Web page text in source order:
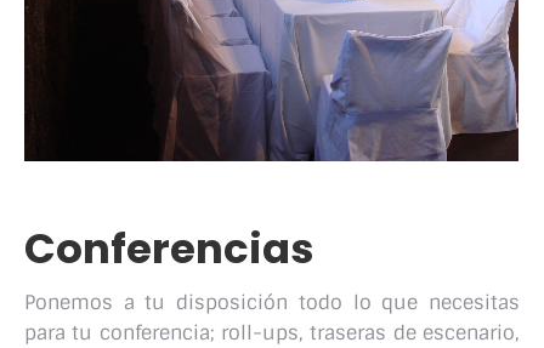
Conferencias
Ponemos a tu disposición todo lo que necesitas
para tu conferencia; roll-ups, traseras de escenario,